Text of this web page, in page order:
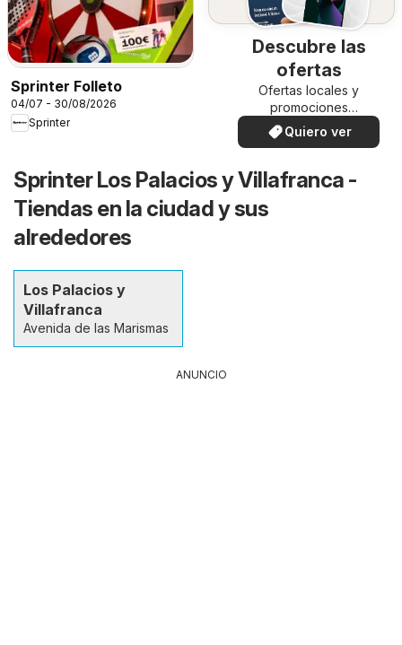
Sprinter Folleto
04/07 - 30/08/2026
Sprinter
Descubre las
ofertas
Ofertas locales y
promociones
especiales.
Quiero ver
Sprinter Los Palacios y Villafranca -
Tiendas en la ciudad y sus
alrededores
Los Palacios y
Villafranca
Avenida de las Marismas
ANUNCIO